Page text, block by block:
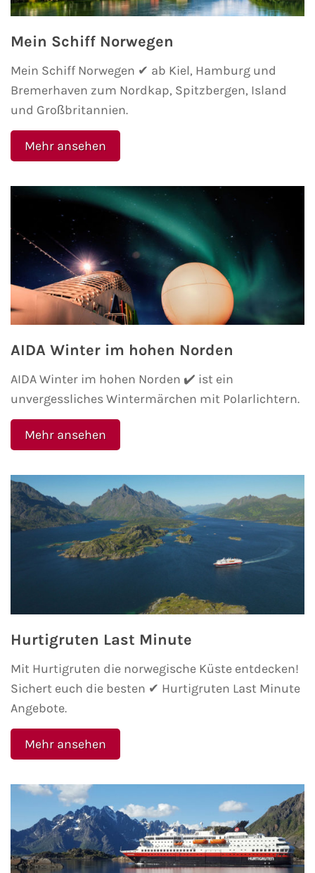
Themenkreuzfahrten
Expeditionskreuzfahrten
Luxuskreuzfahrten
Reiseziele
AIDA Reiseziele
AIDA Karibik
AIDA Mittelmeer
AIDA Kanaren & Madeira
AIDA Nordeuropa
AIDA Norwegen
AIDA Ostsee
AIDA Orient
AIDA Südostasien
AIDA Weltreisen
Alle AIDA Häfen
Mein Schiff Reiseziele
Mein Schiff Karibik
Mein Schiff Kanaren
Mein Schiff Norwegen
Kreuzfahrt-Jobs
Reiseberichte
TV-Tipps
Landausflüge
Mein Schiff Norwegen
Mein Schiff Norwegen ✔ ab Kiel, Hamburg und
Bremerhaven zum Nordkap, Spitzbergen, Island
und Großbritannien.
Mehr ansehen
AIDA Winter im hohen Norden
AIDA Winter im hohen Norden ✔️ ist ein
unvergessliches Wintermärchen mit Polarlichtern.
Mehr ansehen
Hurtigruten Last Minute
Mit Hurtigruten die norwegische Küste entdecken!
Sichert euch die besten ✔ Hurtigruten Last Minute
Angebote.
Mehr ansehen